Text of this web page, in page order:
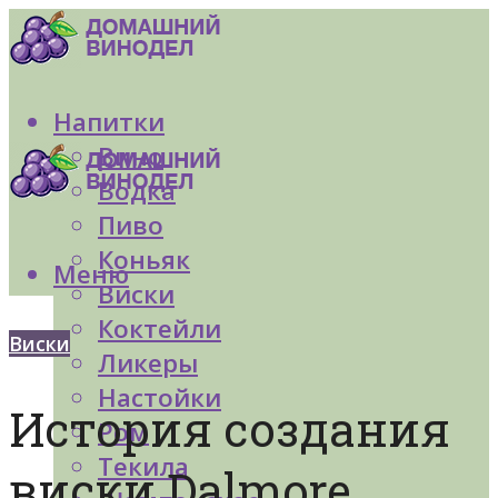
Напитки
Вино
Водка
Пиво
Коньяк
Виски
Коктейли
Ликеры
Настойки
Ром
Текила
Меню
Виски
История создания